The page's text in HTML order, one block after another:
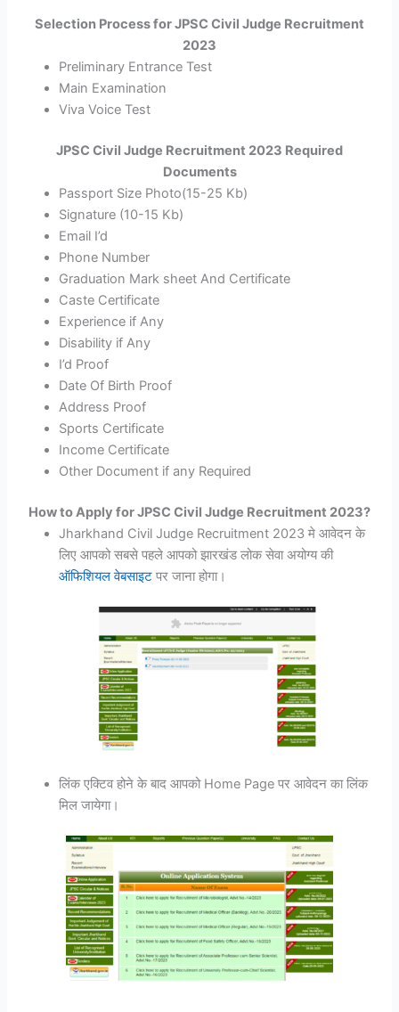
Selection Process for JPSC Civil Judge Recruitment
2023
Preliminary Entrance Test
Main Examination
Viva Voice Test
JPSC Civil Judge Recruitment 2023 Required
Documents
Passport Size Photo(15-25 Kb)
Signature (10-15 Kb)
Email I’d
Phone Number
Graduation Mark sheet And Certificate
Caste Certificate
Experience if Any
Disability if Any
I’d Proof
Date Of Birth Proof
Address Proof
Sports Certificate
Income Certificate
Other Document if any Required
How to Apply for JPSC Civil Judge Recruitment 2023?
Jharkhand Civil Judge Recruitment 2023 मे आवेदन के
लिए आपको सबसे पहले आपको झारखंड लोक सेवा अयोग्य की
ऑफिशियल वेबसाइट पर जाना होगा।
लिंक एक्टिव होने के बाद आपको Home Page पर आवेदन का लिंक
मिल जायेगा।